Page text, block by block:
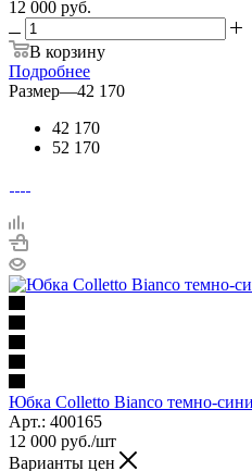
12 000 руб.
В корзину
Подробнее
Размер—42 170
42 170
52 170
Юбка Colletto Bianco темно-
Арт.: 400165
12 000 руб./шт
Варианты цен